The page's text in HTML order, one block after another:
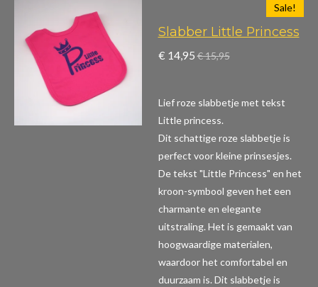
Sale!
Slabber Little Princess
€ 14,95 € 15,95
Lief roze slabbetje met tekst
Little princess.
Dit schattige roze slabbetje is
perfect voor kleine prinsesjes.
De tekst "Little Princess" en het
kroon-symbool geven het een
charmante en elegante
uitstraling. Het is gemaakt van
hoogwaardige materialen,
waardoor het comfortabel en
duurzaam is. Dit slabbetje is